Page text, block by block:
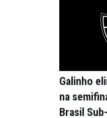
Galinho
na
Brasil